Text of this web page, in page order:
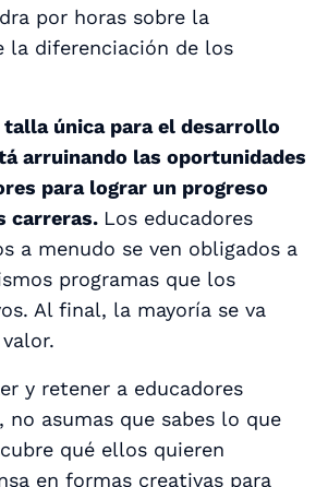
por horas sobre la
la diferenciación de los
talla única para el desarrollo
arruinando las oportunidades
para lograr un progreso
carreras. Los educadores
a menudo se ven obligados a
programas que los
Al final, la mayoría se va
y retener a educadores
no asumas que sabes lo que
qué ellos quieren
en formas creativas para